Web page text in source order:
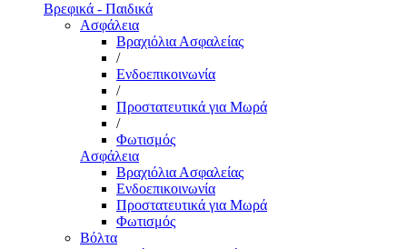
Βρεφικά - Παιδικά
Ασφάλεια
Βραχιόλια Ασφαλείας
/
Ενδοεπικοινωνία
/
Προστατευτικά για Μωρά
/
Φωτισμός
Ασφάλεια
Βραχιόλια Ασφαλείας
Ενδοεπικοινωνία
Προστατευτικά για Μωρά
Φωτισμός
Βόλτα